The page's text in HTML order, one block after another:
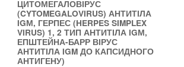
ЦИТОМЕГАЛОВІРУС
(CYTOMEGALOVIRUS) АНТИТІЛА
IGМ, ГЕРПЕС (HERPES SIMPLEX
VIRUS) 1, 2 ТИП АНТИТІЛА IGМ,
ЕПШТЕЙНА-БАРР ВІРУС
АНТИТІЛА IGM ДО КАПСИДНОГО
АНТИГЕНУ)